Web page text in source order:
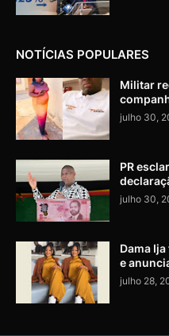
NOTÍCIAS POPULARES
Militar
julho 30,
PR
julho 30,
Dama
e
julho 28,